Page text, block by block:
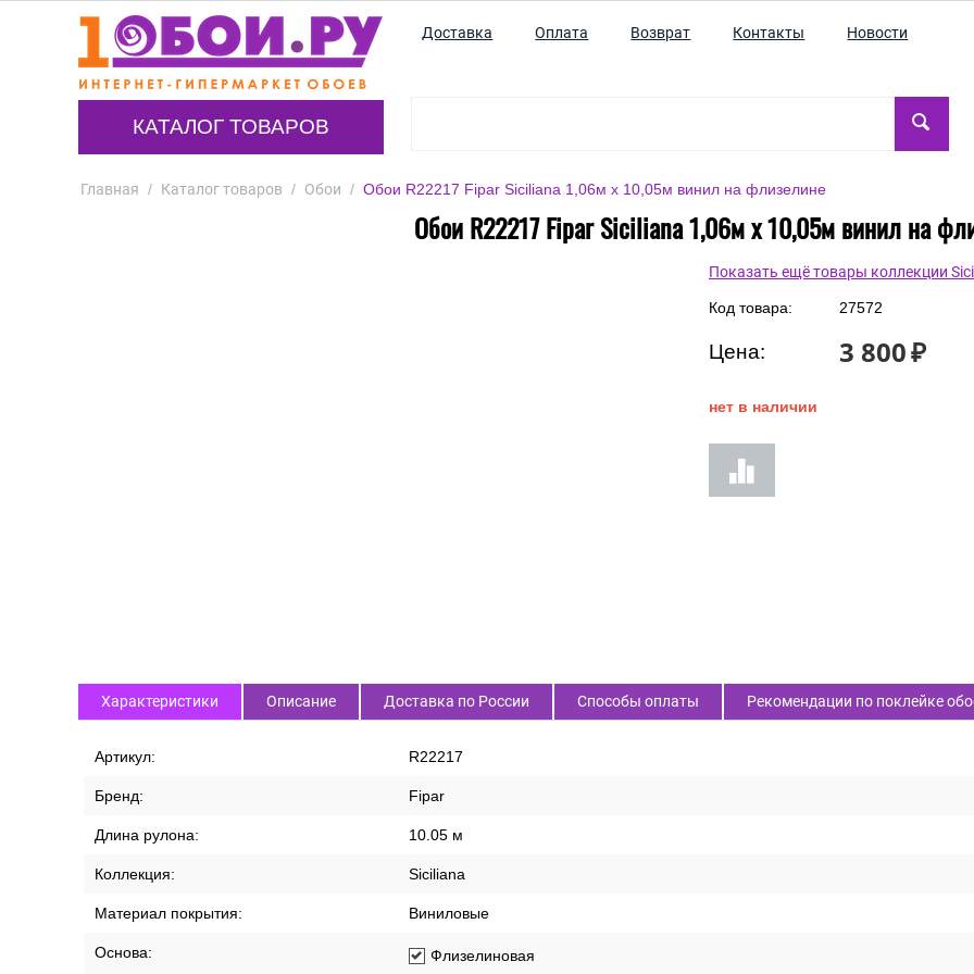
КАТАЛОГ ТОВАРОВ
Доставка Оплата Возврат Контакты Новости
Главная / Каталог товаров / Обои / Обои R22217 Fipar Siciliana 1,06м х 10,05м винил на флизелине
Обои R22217 Fipar Siciliana 1,06м х 10,05м винил на
Показать ещё товары коллекции
Код товара: 27572
Цена: 3 800₽
нет в наличии
Характеристики Описание Доставка по России Способы оплаты Рекомендации по поклейке
Артикул: R22217
Бренд: Fipar
Длина рулона: 10.05 м
Коллекция: Siciliana
Материал покрытия: Виниловые
Основа: Флизелиновая